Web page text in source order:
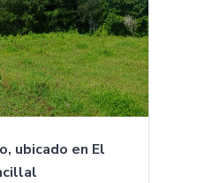
ubicado en El